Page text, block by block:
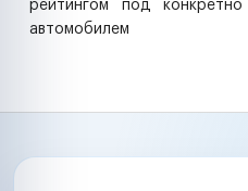
рейтингом под
автомобилем